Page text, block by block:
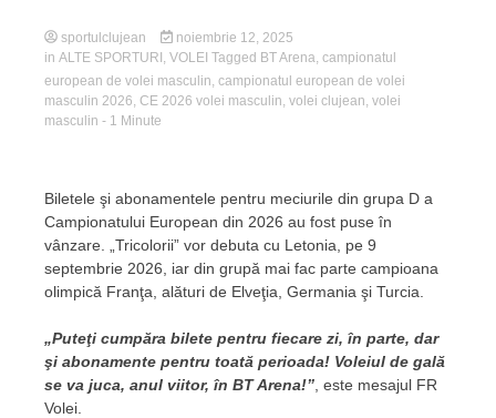
sportulclujean
noiembrie 12, 2025
in ALTE SPORTURI VOLEI Tagged BT Arena campionatul
european de volei masculin campionatul european de volei
masculin 2026 CE 2026 volei masculin volei clujean volei
masculin - 1 Minute
Biletele şi abonamentele pentru meciurile din grupa D a
Campionatului European din 2026 au fost puse în
vânzare. „Tricolorii” vor debuta cu Letonia, pe 9
septembrie 2026, iar din grupă mai fac parte campioana
olimpică Franţa, alături de Elveţia, Germania şi Turcia.
„Puteţi cumpăra bilete pentru fiecare zi, în parte, dar
şi abonamente pentru toată perioada! Voleiul de gală
se va juca, anul viitor, în BT Arena!” , este mesajul FR
Volei.